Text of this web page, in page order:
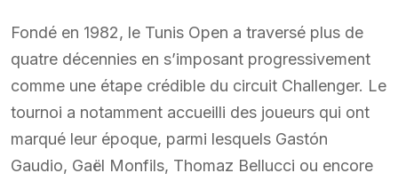
Fondé en 1982, le Tunis Open a traversé plus de
quatre décennies en s’imposant progressivement
comme une étape crédible du circuit Challenger. Le
tournoi a notamment accueilli des joueurs qui ont
marqué leur époque, parmi lesquels Gastón
Gaudio, Gaël Monfils, Thomaz Bellucci ou encore